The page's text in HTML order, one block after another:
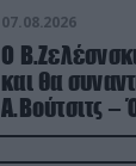
07.08.2026
Ο
και θα
Α.Βούτσιτς – Όλα τα βλέμματα
στις